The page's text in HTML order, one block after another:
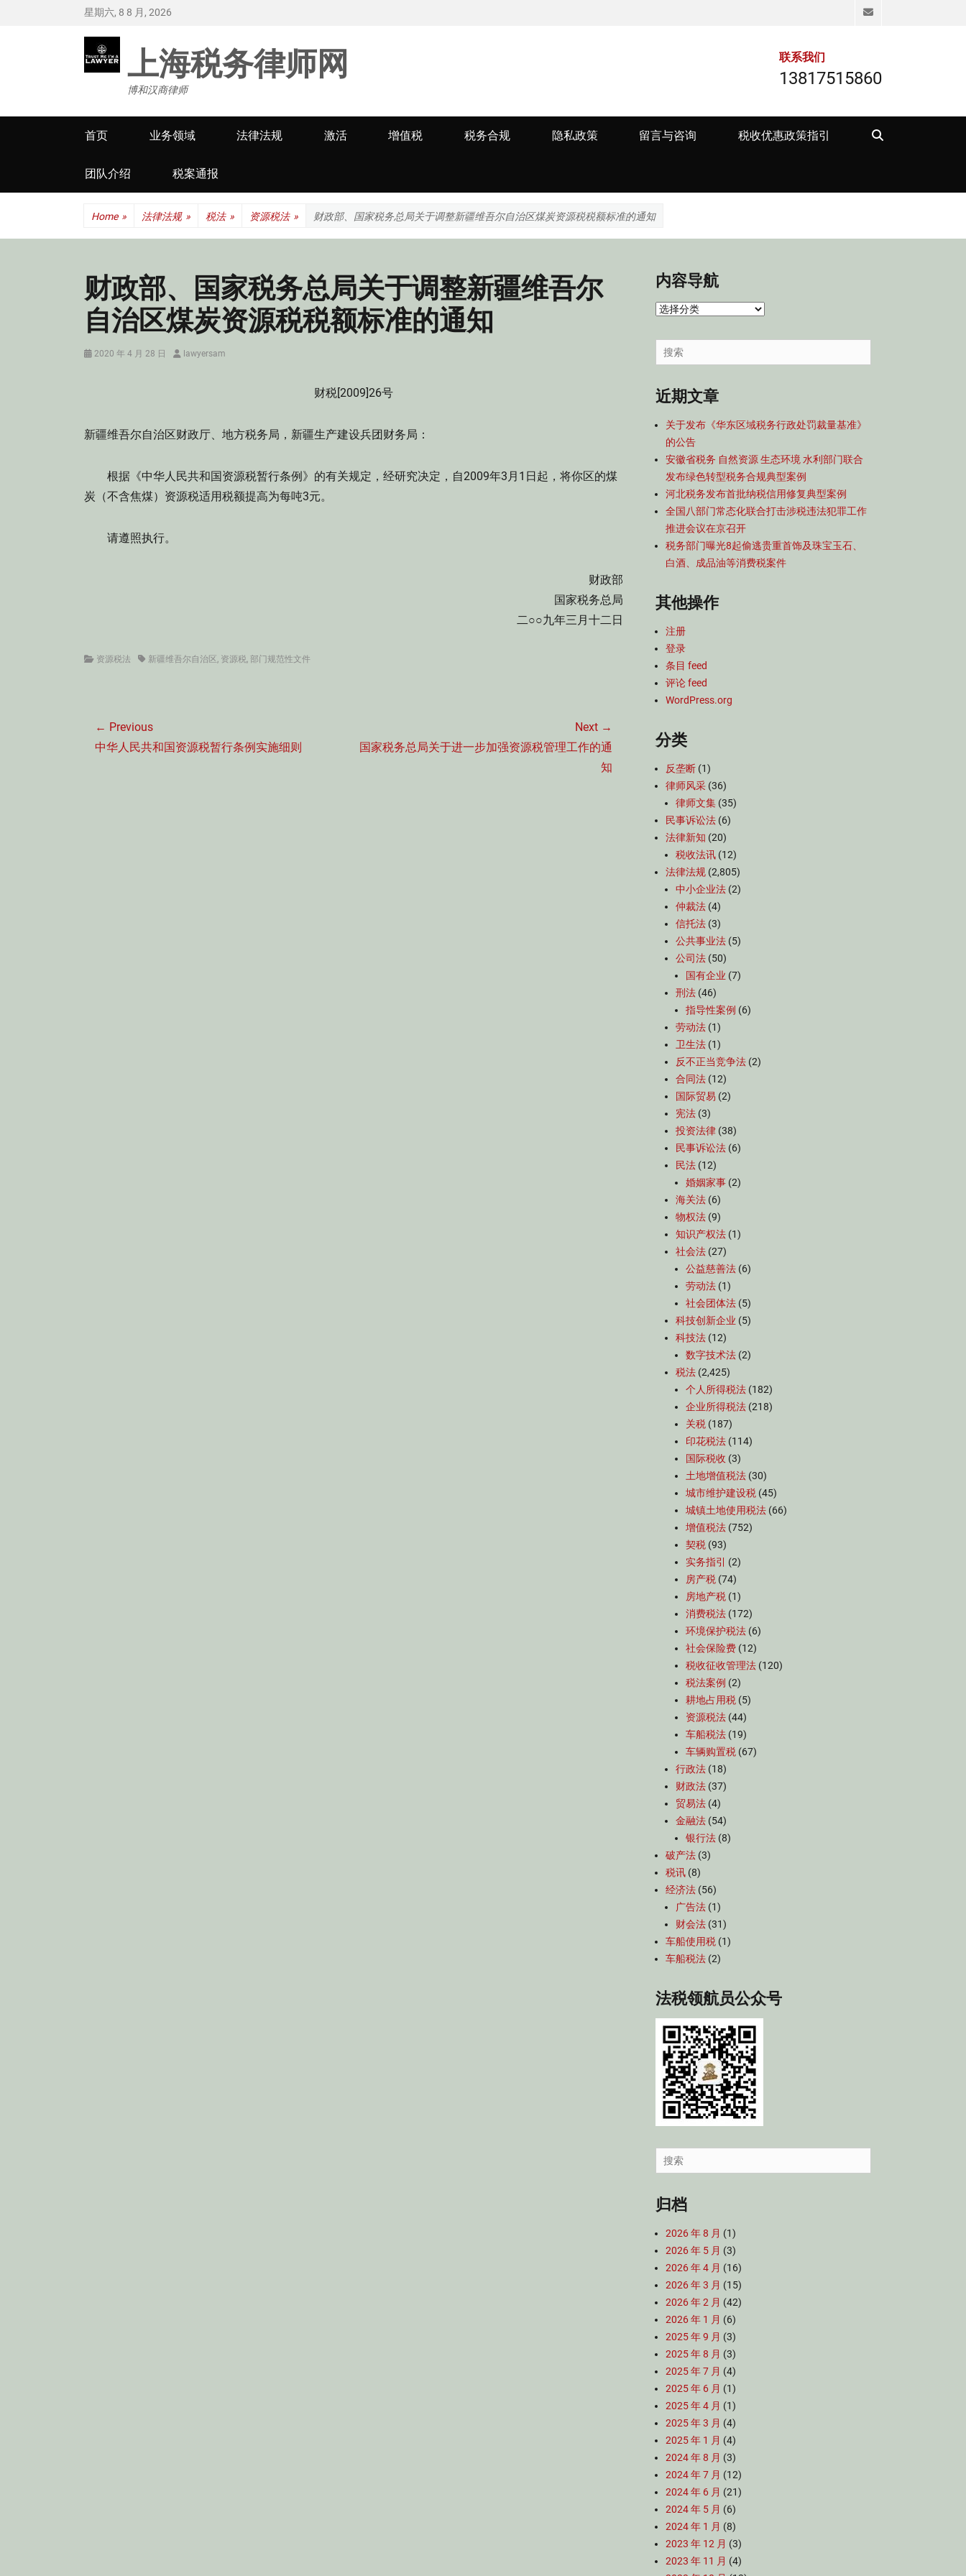
星期六, 8 8 月, 2026 Email
上海税务律师网
博和汉商律师
联系我们
13817515860
Primary
menu
首页 业务领域 法律法规 激活 增值税 税务合规 隐私政策 留言与咨询 税收优惠政策指引
团队介绍 税案通报
Home » 法律法规 » 税法 » 资源税法 » 财政部、国家税务总局关于调整新疆维吾尔自治区煤炭资源税税额标准的通知
财政部、国家税务总局关于调整新疆维吾尔
自治区煤炭资源税税额标准的通知
Posted
2020 年 4 月 28 日 Authorlawyersam
财税[2009]26号
新疆维吾尔自治区财政厅、地方税务局，新疆生产建设兵团财务局：
根据《中华人民共和国资源税暂行条例》的有关规定，经研究决定，自2009年3月1日起，将你区的煤
炭（不含焦煤）资源税适用税额提高为每吨3元。
请遵照执行。
财政部
国家税务总局
二○○九年三月十二日
Categories
资源税法 Tags新疆维吾尔自治区 , 资源税, 部门规范性文件
章
导
← Previous
Previous
中华人民共和国资源税暂行条例实施细则
Next →
Next
国家税务总局关于进一步加强资源税管理工作的通
知
内容导航
内
导
航
Search
for:
近期文章
关于发布《华东区域税务行政处罚裁量基准》
的公告
安徽省税务 自然资源 生态环境 水利部门联合
发布绿色转型税务合规典型案例
河北税务发布首批纳税信用修复典型案例
全国八部门常态化联合打击涉税违法犯罪工作
推进会议在京召开
税务部门曝光8起偷逃贵重首饰及珠宝玉石、
白酒、成品油等消费税案件
其他操作
注册
登录
条目 feed
评论 feed
WordPress.org
分类
反垄断 (1)
律师风采 (36)
律师文集 (35)
民事诉讼法 (6)
法律新知 (20)
税收法讯 (12)
法律法规 (2,805)
中小企业法 (2)
仲裁法 (4)
信托法 (3)
公共事业法 (5)
公司法 (50)
国有企业 (7)
刑法 (46)
指导性案例 (6)
劳动法 (1)
卫生法 (1)
反不正当竞争法 (2)
合同法 (12)
国际贸易 (2)
宪法 (3)
投资法律 (38)
民事诉讼法 (6)
民法 (12)
婚姻家事 (2)
海关法 (6)
物权法 (9)
知识产权法 (1)
社会法 (27)
公益慈善法 (6)
劳动法 (1)
社会团体法 (5)
科技创新企业 (5)
科技法 (12)
数字技术法 (2)
税法 (2,425)
个人所得税法 (182)
企业所得税法 (218)
关税 (187)
印花税法 (114)
国际税收 (3)
土地增值税法 (30)
城市维护建设税 (45)
城镇土地使用税法 (66)
增值税法 (752)
契税 (93)
实务指引
(2)
房产税 (74)
房地产税 (1)
消费税法 (172)
环境保护税法 (6)
社会保险费 (12)
税收征收管理法 (120)
税法案例 (2)
耕地占用税 (5)
资源税法 (44)
车船税法 (19)
车辆购置税 (67)
行政法 (18)
财政法 (37)
贸易法 (4)
金融法 (54)
银行法 (8)
破产法 (3)
税讯 (8)
经济法 (56)
广告法 (1)
财会法 (31)
车船使用税 (1)
车船税法 (2)
法税领航员公众号
Search
for:
归档
2026 年 8 月 (1)
2026 年 5 月 (3)
2026 年 4 月 (16)
2026 年 3 月 (15)
2026 年 2 月 (42)
2026 年 1 月 (6)
2025 年 9 月 (3)
2025 年 8 月 (3)
2025 年 7 月 (4)
2025 年 6 月 (1)
2025 年 4 月 (1)
2025 年 3 月 (4)
2025 年 1 月 (4)
2024 年 8 月 (3)
2024 年 7 月 (12)
2024 年 6 月 (21)
2024 年 5 月 (6)
2024 年 1 月 (8)
2023 年 12 月 (3)
2023 年 11 月 (4)